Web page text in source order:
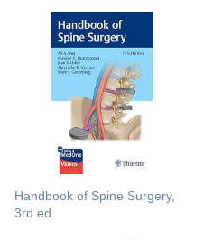
Handbook of Spine Surgery,
3rd ed.